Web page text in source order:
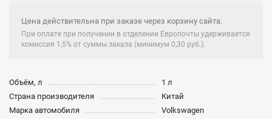
Цена действительна при заказе через корзину сайта.
При оплате при получении в отделении Европочты удерживается
комиссия 1,5% от суммы заказа (минимум 0,30 руб.).
Объём, л
1 л
Страна производителя
Китай
Марка автомобиля
Volkswagen